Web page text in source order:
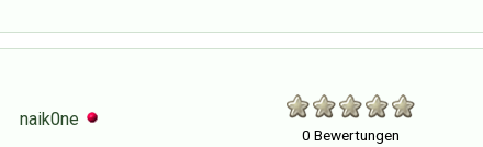
naik0ne
0 Bewertungen